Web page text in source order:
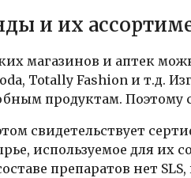
и их
магазинов и аптек
Totally Fashion и т.д.
продуктам. Поэтому
свидетельствует
используемое для их
препаратов нет